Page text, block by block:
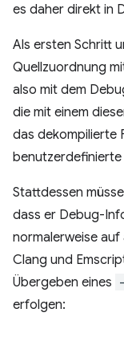
es daher direkt in
Als ersten Schritt
Quellzuordnung
also mit dem
die mit einem
das dekompilierte
benutzerdefinierte
Stattdessen
dass er Debug-
normalerweise
Clang und
Übergeben eines
erfolgen: